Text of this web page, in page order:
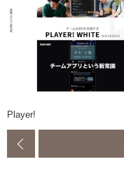
Player!